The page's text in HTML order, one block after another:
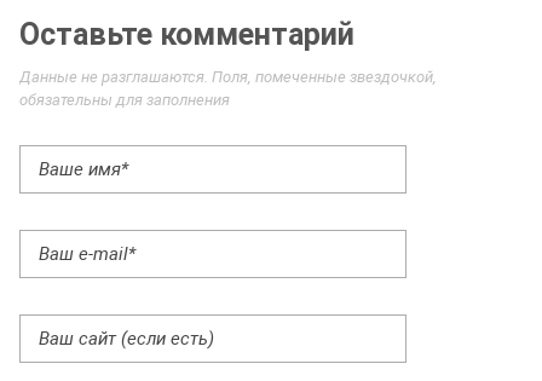
Оставьте комментарий
Данные не разглашаются. Поля, помеченные звездочкой,
обязательны для заполнения